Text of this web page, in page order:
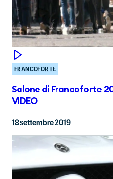
FRANCOFORTE
Salone di Francoforte
VIDEO
18 settembre 2019